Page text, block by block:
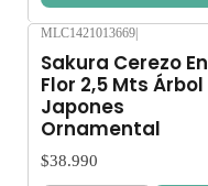
MLC1421013669
Sakura Cerezo En
Flor 2,5 Mts Árbol
Japones
Ornamental
$38.990